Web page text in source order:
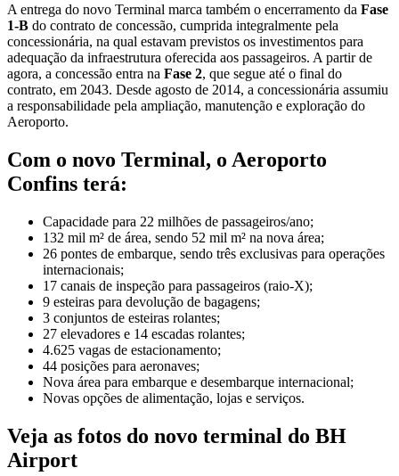
A entrega do novo Terminal marca também o encerramento da Fase
1-B do contrato de concessão, cumprida integralmente pela
concessionária, na qual estavam previstos os investimentos para
adequação da infraestrutura oferecida aos passageiros. A partir de
agora, a concessão entra na Fase 2, que segue até o final do
contrato, em 2043. Desde agosto de 2014, a concessionária assumiu
a responsabilidade pela ampliação, manutenção e exploração do
Aeroporto.
Com o novo Terminal, o Aeroporto
Confins terá:
Capacidade para 22 milhões de passageiros/ano;
132 mil m² de área, sendo 52 mil m² na nova área;
26 pontes de embarque, sendo três exclusivas para operações
internacionais;
17 canais de inspeção para passageiros (raio-X);
9 esteiras para devolução de bagagens;
3 conjuntos de esteiras rolantes;
27 elevadores e 14 escadas rolantes;
4.625 vagas de estacionamento;
44 posições para aeronaves;
Nova área para embarque e desembarque internacional;
Novas opções de alimentação, lojas e serviços.
Veja as fotos do novo terminal do BH
Airport